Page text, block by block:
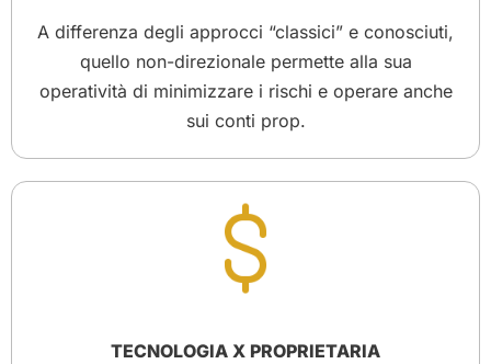
A differenza degli approcci “classici” e conosciuti,
quello non-direzionale permette alla sua
operatività di minimizzare i rischi e operare anche
sui conti prop.
TECNOLOGIA X PROPRIETARIA